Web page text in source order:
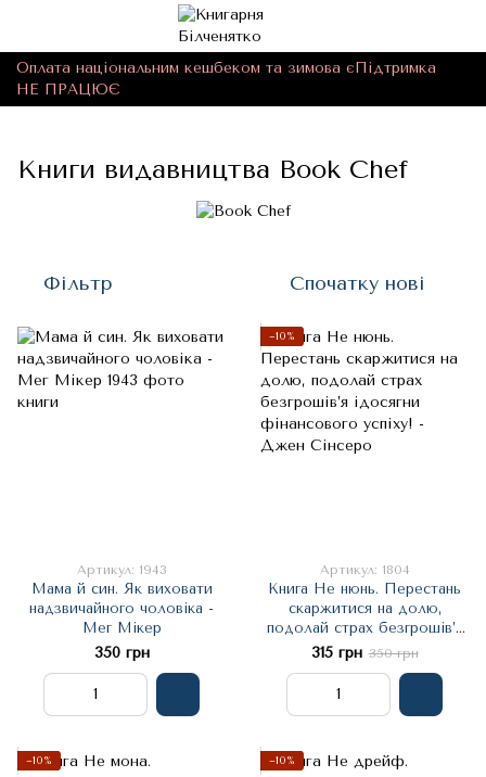
Оплата національним кешбеком та зимова єПідтримка
НЕ ПРАЦЮЄ
Книги видавництва Book Chef
Фільтр Спочатку нові
Артикул: 1943
Мама й син. Як виховати
надзвичайного чоловіка -
Мег Мікер
350 грн
−10%
Артикул: 1804
Книга Не нюнь. Перестань
скаржитися на долю,
подолай страх безгрошів’я
ідосягни фінансового успіху!
- Джен Сінсеро
315 грн 350 грн
−10% −10%